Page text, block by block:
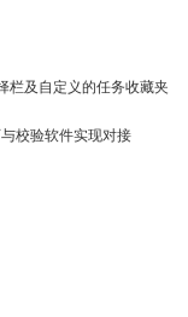
栏及自定义的任务收藏夹
与校验软件实现对接